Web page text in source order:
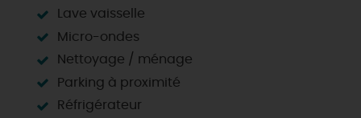
Lave vaisselle
Micro-ondes
Nettoyage / ménage
Parking à proximité
Réfrigérateur